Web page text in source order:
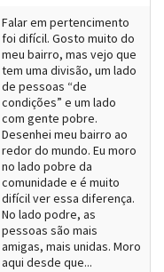
Falar em pertencimento
foi difícil. Gosto muito do
meu bairro, mas vejo que
tem uma divisão, um lado
de pessoas “de
condições” e um lado
com gente pobre.
Desenhei meu bairro ao
redor do mundo. Eu moro
no lado pobre da
comunidade e é muito
difícil ver essa diferença.
No lado podre, as
pessoas são mais
amigas, mais unidas. Moro
aqui desde que...